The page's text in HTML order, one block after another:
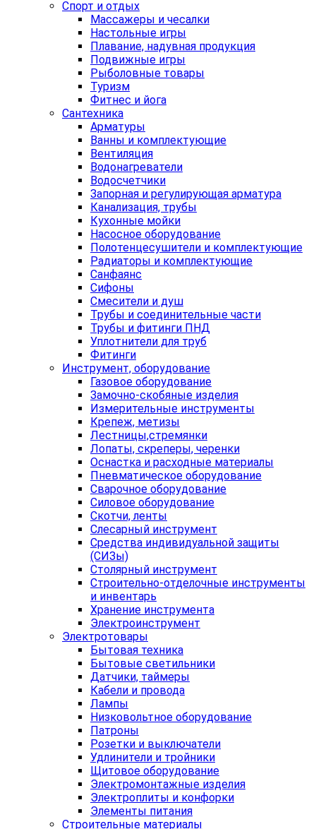
Спорт и отдых
Массажеры и чесалки
Настольные игры
Плавание, надувная продукция
Подвижные игры
Рыболовные товары
Туризм
Фитнес и йога
Сантехника
Арматуры
Ванны и комплектующие
Вентиляция
Водонагреватели
Водосчетчики
Запорная и регулирующая арматура
Канализация, трубы
Кухонные мойки
Насосное оборудование
Полотенцесушители и комплектующие
Радиаторы и комплектующие
Санфаянс
Сифоны
Смесители и душ
Трубы и соединительные части
Трубы и фитинги ПНД
Уплотнители для труб
Фитинги
Инструмент, оборудование
Газовое оборудование
Замочно-скобяные изделия
Измерительные инструменты
Крепеж, метизы
Лестницы,стремянки
Лопаты, скреперы, черенки
Оснастка и расходные материалы
Пневматическое оборудование
Сварочное оборудование
Силовое оборудование
Скотчи, ленты
Слесарный инструмент
Средства индивидуальной защиты
(СИЗы)
Столярный инструмент
Строительно-отделочные инструменты
и инвентарь
Хранение инструмента
Электроинструмент
Электротовары
Бытовая техника
Бытовые светильники
Датчики, таймеры
Кабели и провода
Лампы
Низковольтное оборудование
Патроны
Розетки и выключатели
Удлинители и тройники
Щитовое оборудование
Электромонтажные изделия
Электроплиты и конфорки
Элементы питания
Строительные материалы